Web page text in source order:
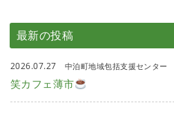
最新の投稿
2026.07.27 中泊町地域包括支援センター
笑カフェ薄市